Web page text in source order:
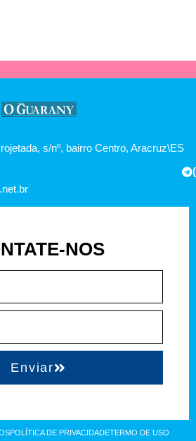
s/nº, bairro Centro, Aracruz\ES
NOS
Enviar
POLÍTICA DE PRIVACIDADETERMO DE USO